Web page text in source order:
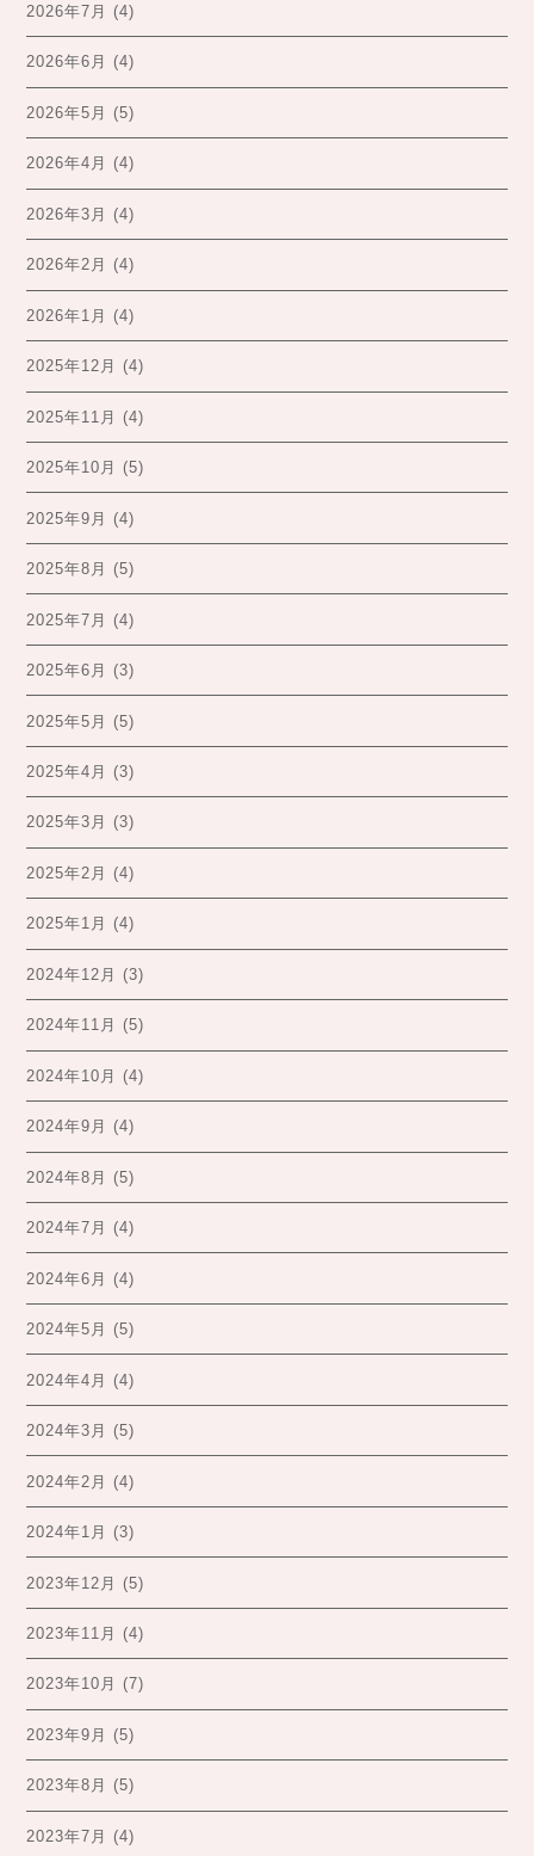
2026年7月 (4)
2026年6月 (4)
2026年5月 (5)
2026年4月 (4)
2026年3月 (4)
2026年2月 (4)
2026年1月 (4)
2025年12月 (4)
2025年11月 (4)
2025年10月 (5)
2025年9月 (4)
2025年8月 (5)
2025年7月 (4)
2025年6月 (3)
2025年5月 (5)
2025年4月 (3)
2025年3月 (3)
2025年2月 (4)
2025年1月 (4)
2024年12月 (3)
2024年11月 (5)
2024年10月 (4)
2024年9月 (4)
2024年8月 (5)
2024年7月 (4)
2024年6月 (4)
2024年5月 (5)
2024年4月 (4)
2024年3月 (5)
2024年2月 (4)
2024年1月 (3)
2023年12月 (5)
2023年11月 (4)
2023年10月 (7)
2023年9月 (5)
2023年8月 (5)
2023年7月 (4)